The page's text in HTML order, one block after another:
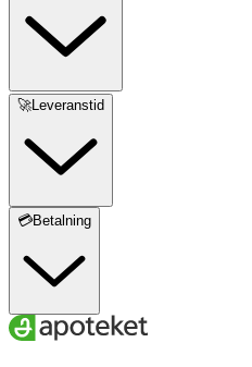
🚀Leveranstid
💳Betalning